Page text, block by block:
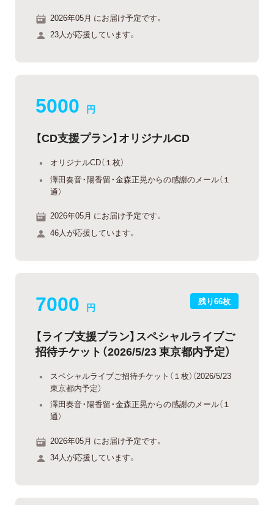
2026年05月 にお届け予定です。
23人が応援しています。
5000 円
【CD支援プラン】オリジナルCD
オリジナルCD（１枚）
澤田奏音・陽香留・金森正晃からの感謝のメール（１
通）
2026年05月 にお届け予定です。
46人が応援しています。
残り66枚
7000 円
【ライブ支援プラン】スペシャルライブご
招待チケット（2026/5/23 東京都内予定）
スペシャルライブご招待チケット（１枚）（2026/5/23
東京都内予定）
澤田奏音・陽香留・金森正晃からの感謝のメール（１
通）
2026年05月 にお届け予定です。
34人が応援しています。